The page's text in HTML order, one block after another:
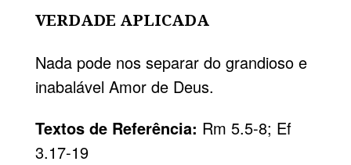
VERDADE APLICADA
Nada pode nos separar do grandioso e
inabalável Amor de Deus.
Textos de Referência: Rm 5.5-8; Ef
3.17-19